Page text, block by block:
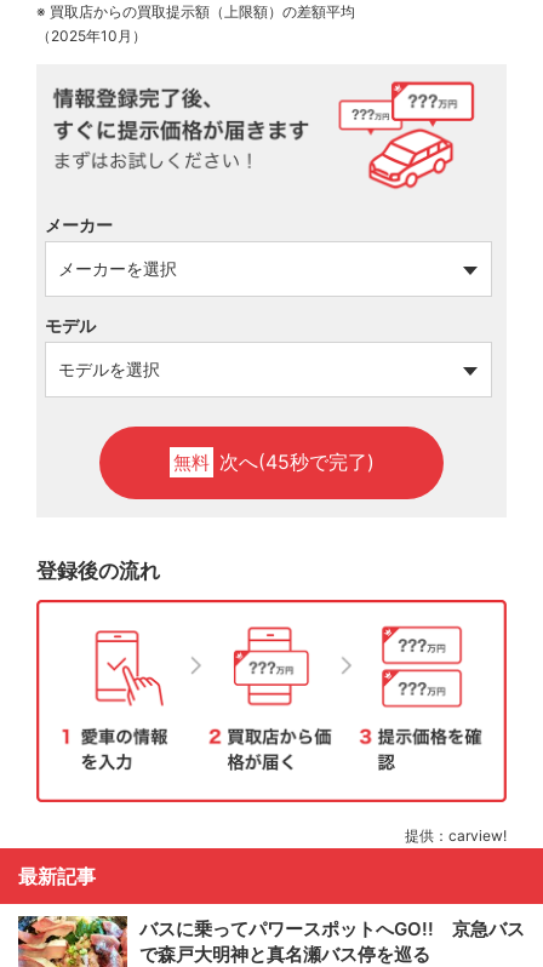
※ 買取店からの買取提示額（上限額）の差額平均
（2025年10月）
メーカー
モデル
無料 次へ(45秒で完了)
登録後の流れ
提供：carview!
最新記事
バスに乗ってパワースポットへGO!! 京急バス
で森戸大明神と真名瀬バス停を巡る